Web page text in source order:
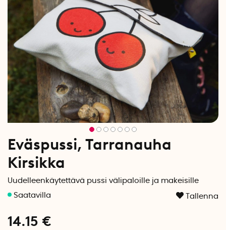
Eväspussi, Tarranauha
Kirsikka
Uudelleenkäytettävä pussi välipaloille ja makeisille
Tallenna
14.15 €